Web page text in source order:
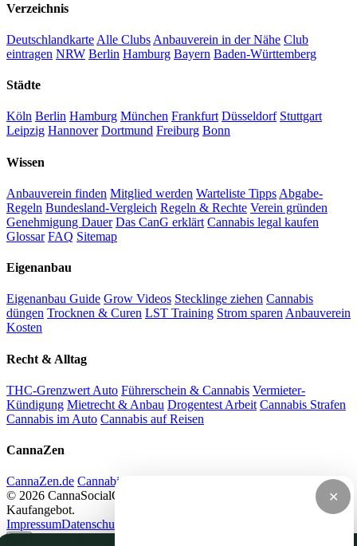
Verzeichnis
Deutschlandkarte Alle Clubs Anbauverein in der Nähe Club
eintragen NRW Berlin Hamburg Bayern Baden-Württemberg
Städte
Köln Berlin Hamburg München Frankfurt Düsseldorf Stuttgart
Leipzig Hannover Dortmund Freiburg Bonn
Wissen
Anbauverein finden Mitglied werden Warteliste Tipps Abgabe-
Regeln Bundesland-Vergleich Regeln & Rechte Verein gründen
Genehmigung Dauer Das CanG erklärt Cannabis legal kaufen
Glossar FAQ Sitemap
Eigenanbau
Eigenanbau Guide Grow Videos Stecklinge ziehen Cannabis
düngen Trocknen & Curen LST Training Strom sparenAnbauverein
Kosten
Recht & Alltag
THC-Grenzwert Auto Führerschein & Cannabis Vermieter-
Kündigung Mietrecht & Anbau Drogentest Arbeit Cannabis Strafen
Cannabis im Auto Cannabis auf Reisen
CannaZen
CannaZen.de Cannabis per Rezept
© 2026 CannaSocialClub.de — Alle Angaben ohne Gewähr. Kein
Kaufangebot.
ImpressumDatenschutz
✕